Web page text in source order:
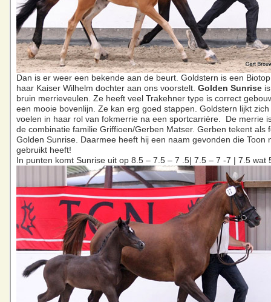
Dan is er weer een bekende aan de beurt. Goldstern is een
haar Kaiser Wilhelm dochter aan ons voorstelt. Golden Sunrise
bruin merrieveulen. Ze heeft veel Trakehner type is correct
een mooie bovenlijn. Ze kan erg goed stappen. Goldstern lijkt
voelen in haar rol van fokmerrie na een sportcarrière. De merrie
de combinatie familie Griffioen/Gerben Matser. Gerben tekent als
Golden Sunrise. Daarmee heeft hij een naam gevonden die Toon
gebruikt heeft!
In punten komt Sunrise uit op 8.5 – 7.5 – 7 .5| 7.5 – 7 -7 | 7.5 wat